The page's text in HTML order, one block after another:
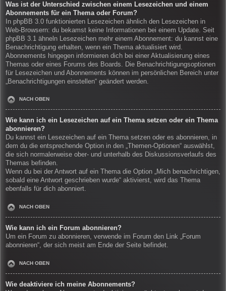
Was ist der Unterschied zwischen einem Lesezeichen und einem
Abonnements für ein Thema oder Forum?
In phpBB 3.0 funktionierten Lesezeichen ähnlich den Lesezeichen in
Web-Browsern: du bekamst keine Informationen bei einem Update. Seit
phpBB 3.1 ähneln Lesezeichen mehr einem Abonnement: du kannst eine
Benachrichtigung erhalten, wenn ein Thema aktualisiert wird.
Abonnements hingegen informieren dich bei einer Aktualisierung eines
Themas oder eines Forums des Boards. Die Benachrichtigungsoptionen
für Lesezeichen und Abonnements können im persönlichen Bereich unter
„Benachrichtigungen einstellen“ geändert werden.
NACH OBEN
Wie kann ich ein Lesezeichen auf ein Thema setzen oder ein Thema
abonnieren?
Du kannst ein Lesezeichen auf ein Thema setzen oder es abonnieren, in
dem du die entsprechende Option in den „Themen-Optionen“ auswählst,
die sich normalerweise ober- und unterhalb des Diskussionsverlaufs des
Themas befinden.
Wenn du bei der Antwort auf ein Thema die Option „Mich benachrichtigen,
sobald eine Antwort geschrieben wurde“ aktivierst, wird das Thema
ebenfalls für dich abonniert.
NACH OBEN
Wie kann ich ein Forum abonnieren?
Um ein Forum zu abonnieren, verwende im Forum den Link „Forum
abonnieren“, der sich meist am Ende der Seite befindet.
NACH OBEN
Wie deaktiviere ich meine Abonnements?